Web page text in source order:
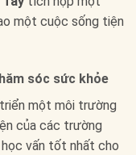
một cuộc sống tiện
sóc sức khỏe
một môi trường
của các trường
vấn tốt nhất cho